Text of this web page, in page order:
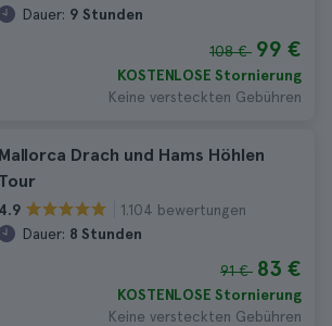
Dauer: 9 Stunden
108 € 99 €
KOSTENLOSE Stornierung
Keine versteckten Gebühren
Mallorca Drach und Hams Höhlen
Tour
4.9
1.104 bewertungen
Dauer: 8 Stunden
91 € 83 €
KOSTENLOSE Stornierung
Keine versteckten Gebühren